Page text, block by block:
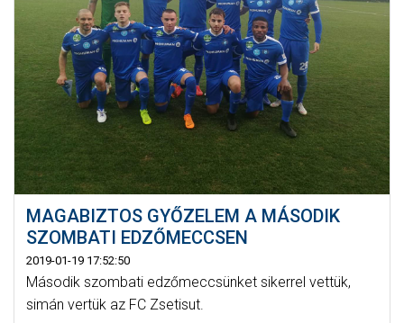
MAGABIZTOS GYŐZELEM A MÁSODIK
SZOMBATI EDZŐMECCSEN
2019-01-19 17:52:50
Második szombati edzőmeccsünket sikerrel vettük,
simán vertük az FC Zsetisut.